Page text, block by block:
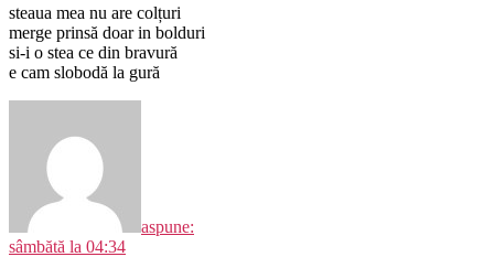
steaua mea nu are colțuri
merge prinsă doar in bolduri
si-i o stea ce din bravură
e cam slobodă la gură
aspune:
sâmbătă la 04:34